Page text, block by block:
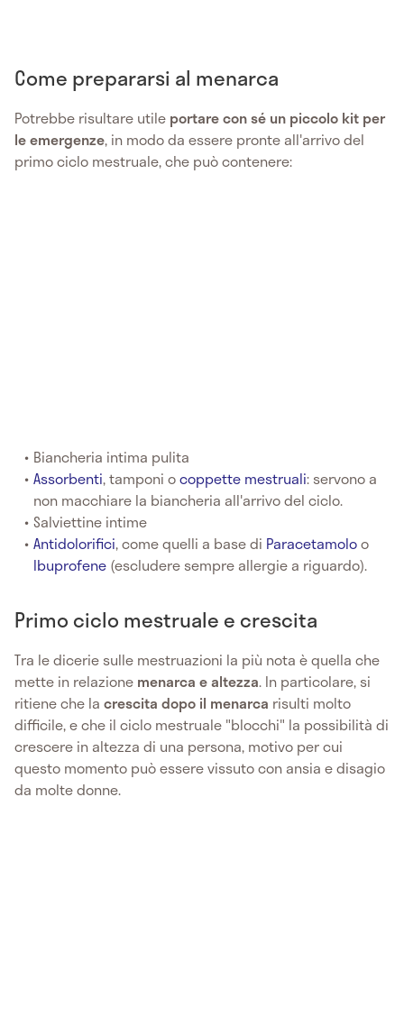
Come prepararsi al menarca
Potrebbe risultare utile portare con sé un piccolo kit per
le emergenze, in modo da essere pronte all'arrivo del
primo ciclo mestruale, che può contenere:
Biancheria intima pulita
Assorbenti, tamponi ocoppette mestruali: servono a
non macchiare la biancheria all'arrivo del ciclo.
Salviettine intime
Antidolorifici, come quelli a base di Paracetamoloo
Ibuprofene (escludere sempre allergie a riguardo).
Primo ciclo mestruale e crescita
Tra le dicerie sulle mestruazioni la più nota è quella che
mette in relazione menarca e altezza. In particolare, si
ritiene che la crescita dopo il menarca risulti molto
difficile, e che il ciclo mestruale "blocchi" la possibilità di
crescere in altezza di una persona, motivo per cui
questo momento può essere vissuto con ansia e disagio
da molte donne.